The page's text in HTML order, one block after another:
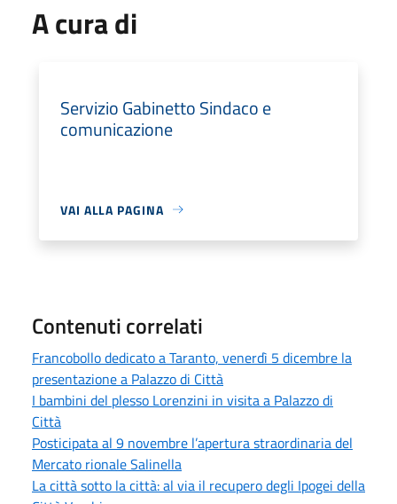
A cura di
Servizio Gabinetto Sindaco e
comunicazione
VAI ALLA PAGINA
Contenuti correlati
Francobollo dedicato a Taranto, venerdì 5 dicembre la
presentazione a Palazzo di Città
I bambini del plesso Lorenzini in visita a Palazzo di
Città
Posticipata al 9 novembre l’apertura straordinaria del
Mercato rionale Salinella
La città sotto la città: al via il recupero degli Ipogei della